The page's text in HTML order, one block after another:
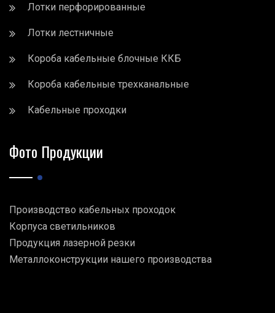
Лотки перфорированные
Лотки лестничные
Короба кабельные блочные ККБ
Короба кабельные трехканальные
Кабельные проходки
Фото Продукции
Производство кабельных проходок
Корпуса светильников
Продукция лазерной резки
Металлоконструкции нашего производства